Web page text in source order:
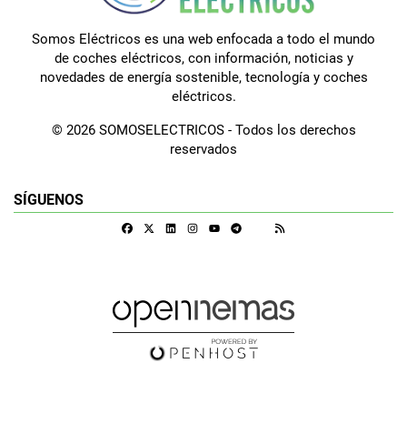
Somos Eléctricos es una web enfocada a todo el mundo
de coches eléctricos, con información, noticias y
novedades de energía sostenible, tecnología y coches
eléctricos.
© 2026 SOMOSELECTRICOS - Todos los derechos
reservados
SÍGUENOS
FacebookLinkedinInstagramTelegram
Google Discover